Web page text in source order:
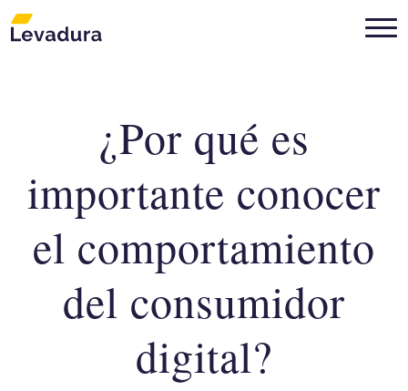
Agencia de marketing digital
¿Por qué es
importante conocer
el comportamiento
del consumidor
digital?